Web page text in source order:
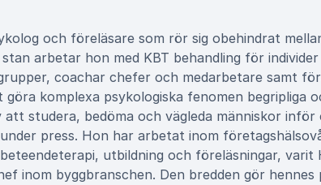
och föreläsare som rör sig obehindrat
arbetar hon med KBT behandling för
coachar chefer och medarbetare samt
komplexa psykologiska fenomen begripliga
studera, bedöma och vägleda människor inför
press. Hon har arbetat inom
utbildning och föreläsningar, varit
inom byggbranschen. Den bredden gör